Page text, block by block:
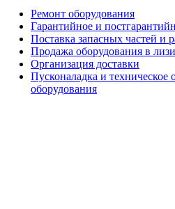
Ремонт оборудования
Гарантийное и
Поставка запасных частей и
Продажа оборудования в
Организация доставки
Пусконаладка и техническое
оборудования